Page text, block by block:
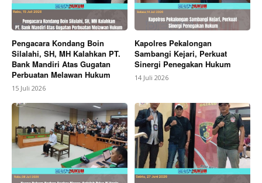
Pengacara Kondang Boin
Silalahi, SH, MH Kalahkan PT.
Bank Mandiri Atas Gugatan
Perbuatan Melawan Hukum
15 Juli 2026
Kapolres Pekalongan
Sambangi Kejari, Perkuat
Sinergi Penegakan Hukum
14 Juli 2026